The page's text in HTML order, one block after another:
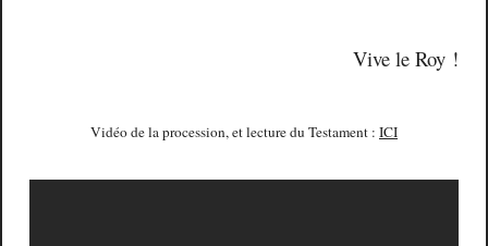
Vive le Roy !
Vidéo de la procession, et lecture du Testament : ICI